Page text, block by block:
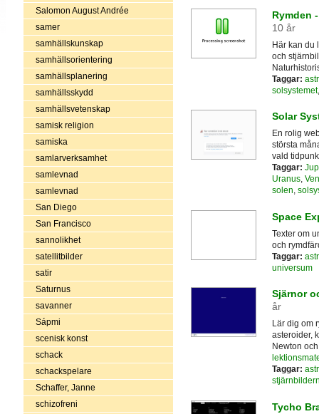
Salomon August Andrée
samer
samhällskunskap
samhällsorientering
samhällsplanering
samhällsskydd
samhällsvetenskap
samisk religion
samiska
samlarverksamhet
samlevnad
samlevnad
San Diego
San Francisco
sannolikhet
satellitbilder
satir
Saturnus
savanner
Sápmi
scenisk konst
schack
schackspelare
Schaffer, Janne
schizofreni
Rymden
10 år
Här kan du
och
Taggar:
solsystemet
Solar
En rolig
största
vald
Taggar:
Uranus,
solen,
Space
Texter om
och
Taggar:
universum
Sjärnor
år
Lär dig om
asteroider,
Newton
Taggar:
Tycho